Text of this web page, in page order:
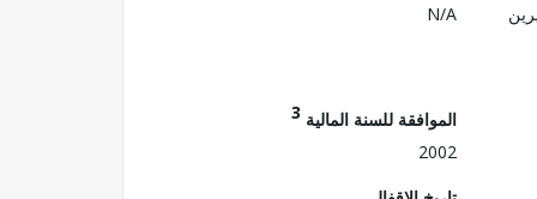
N/A
الموافقة للسنة المالية 3
2002